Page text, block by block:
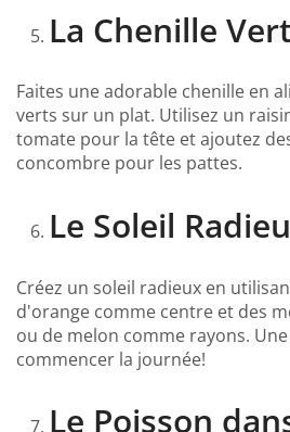
La Chenille
Faites une adorable chenille en
verts sur un plat. Utilisez un
tomate pour la tête et ajoutez
concombre pour les pattes.
Le Soleil
Créez un soleil radieux en
d'orange comme centre et des
ou de melon comme rayons.
commencer la journée!
Le Poisson